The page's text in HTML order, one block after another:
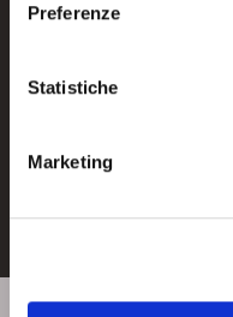
Preferenze
Statistiche
Marketing
Product measurements